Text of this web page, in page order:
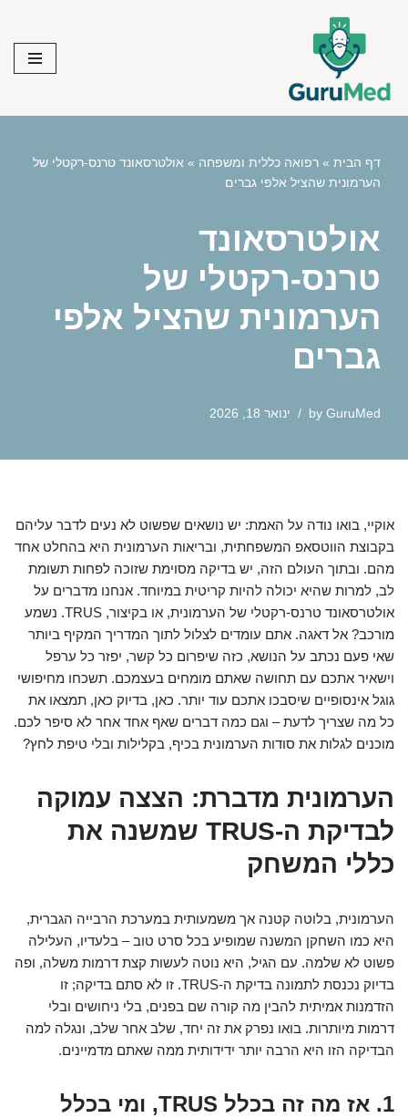
content
דף הבית » רפואה כללית ומשפחה » אולטרסאונד טרנס-רקטלי של
הערמונית שהציל אלפי גברים
אולטרסאונד
טרנס-רקטלי של
הערמונית שהציל אלפי
גברים
by GuruMed ינואר 18, 2026
אוקיי, בואו נודה על האמת: יש נושאים שפשוט לא נעים לדבר עליהם
בקבוצת הווטסאפ המשפחתית, ובריאות הערמונית היא בהחלט אחד
מהם. ובתוך העולם הזה, יש בדיקה מסוימת שזוכה לפחות תשומת
לב, למרות שהיא יכולה להיות קריטית במיוחד. אנחנו מדברים על
אולטרסאונד טרנס-רקטלי של הערמונית, או בקיצור, TRUS. נשמע
מורכב? אל דאגה. אתם עומדים לצלול לתוך המדריך המקיף ביותר
שאי פעם נכתב על הנושא, כזה שיפרום כל קשר, יפזר כל ערפל
וישאיר אתכם עם תחושה שאתם מומחים בעצמכם. תשכחו מחיפושי
גוגל אינסופיים שיסבכו אתכם עוד יותר. כאן, בדיוק כאן, תמצאו את
כל מה שצריך לדעת – וגם כמה דברים שאף אחד אחר לא סיפר לכם.
מוכנים לגלות את סודות הערמונית בכיף, בקלילות ובלי טיפת לחץ?
הערמונית מדברת: הצצה עמוקה
לבדיקת ה-TRUS שמשנה את
כללי המשחק
הערמונית, בלוטה קטנה אך משמעותית במערכת הרבייה הגברית,
היא כמו השחקן המשנה שמופיע בכל סרט טוב – בלעדיו, העלילה
פשוט לא שלמה. עם הגיל, היא נוטה לעשות קצת דרמות משלה, ופה
בדיוק נכנסת לתמונה בדיקת ה-TRUS. זו לא סתם בדיקה; זו
הזדמנות אמיתית להבין מה קורה שם בפנים, בלי ניחושים ובלי
דרמות מיותרות. בואו נפרק את זה יחד, שלב אחר שלב, ונגלה למה
הבדיקה הזו היא הרבה יותר ידידותית ממה שאתם מדמיינים.
1. אז מה זה בכלל TRUS, ומי בכלל